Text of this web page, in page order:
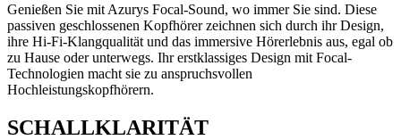
Genießen Sie mit Azurys Focal-Sound, wo immer Sie sind. Diese
passiven geschlossenen Kopfhörer zeichnen sich durch ihr Design,
ihre Hi-Fi-Klangqualität und das immersive Hörerlebnis aus, egal ob
zu Hause oder unterwegs. Ihr erstklassiges Design mit Focal-
Technologien macht sie zu anspruchsvollen
Hochleistungskopfhörern.
SCHALLKLARITÄT